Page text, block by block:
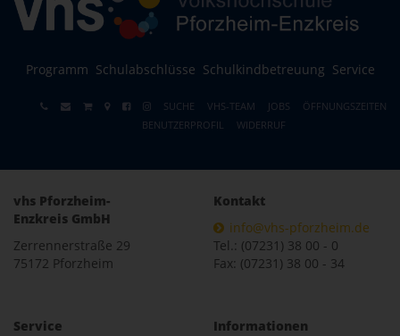
Programm Schulabschlüsse Schulkindbetreuung Service
SUCHE VHS-TEAM JOBS
ÖFFNUNGSZEITEN
BENUTZERPROFIL
WIDERRUF
vhs Pforzheim-
Enzkreis GmbH
Zerrennerstraße 29
75172 Pforzheim
Kontakt
info@vhs-pforzheim.de
Tel.: (07231) 38 00 - 0
Fax: (07231) 38 00 - 34
Service
Informationen